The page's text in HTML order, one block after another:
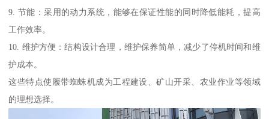
9. 节能：采用的动力系统，能够在保证性能的同时降低能耗，提高
工作效率。
10. 维护方便：结构设计合理，维护保养简单，减少了停机时间和维
护成本。
这些特点使履带蜘蛛机成为工程建设、矿山开采、农业作业等领域
的理想选择。